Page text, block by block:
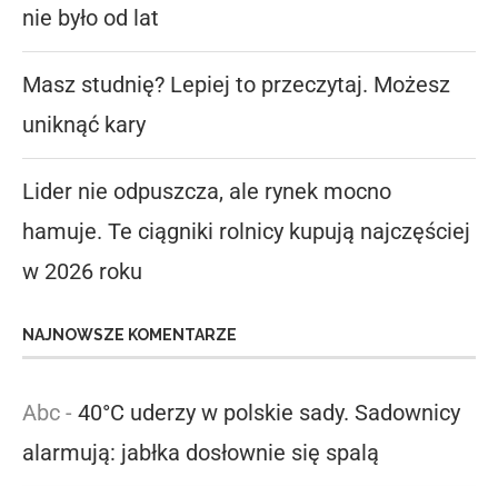
nie było od lat
Masz studnię? Lepiej to przeczytaj. Możesz
uniknąć kary
Lider nie odpuszcza, ale rynek mocno
hamuje. Te ciągniki rolnicy kupują najczęściej
w 2026 roku
NAJNOWSZE KOMENTARZE
Abc - 40°C uderzy w polskie sady. Sadownicy
alarmują: jabłka dosłownie się spalą